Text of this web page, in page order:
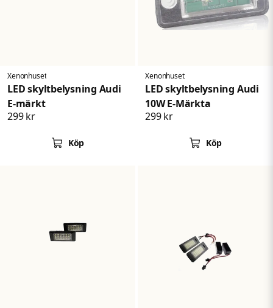
Xenonhuset
LED skyltbelysning Audi
E-märkt
299 kr
Köp
Xenonhuset
LED skyltbelysning Audi
10W E-Märkta
299 kr
Köp